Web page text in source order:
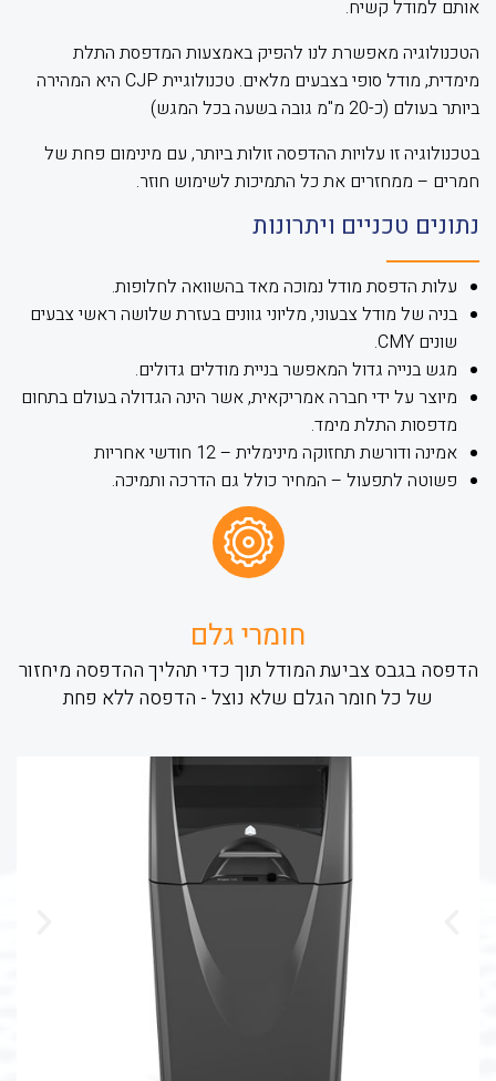
אותם למודל קשיח.
הטכנולוגיה מאפשרת לנו להפיק באמצעות המדפסת התלת
מימדית, מודל סופי בצבעים מלאים. טכנולוגיית CJP היא המהירה
ביותר בעולם (כ-20 מ"מ גובה בשעה בכל המגש)
בטכנולוגיה זו עלויות ההדפסה זולות ביותר, עם מינימום פחת של
חמרים – ממחזרים את כל התמיכות לשימוש חוזר.
נתונים טכניים ויתרונות
עלות הדפסת מודל נמוכה מאד בהשוואה לחלופות.
בניה של מודל צבעוני, מליוני גוונים בעזרת שלושה ראשי צבעים
שונים CMY.
מגש בנייה גדול המאפשר בניית מודלים גדולים.
מיוצר על ידי חברה אמריקאית, אשר הינה הגדולה בעולם בתחום
מדפסות התלת מימד.
אמינה ודורשת תחזוקה מינימלית – 12 חודשי אחריות
פשוטה לתפעול – המחיר כולל גם הדרכה ותמיכה.
חומרי גלם
הדפסה בגבס צביעת המודל תוך כדי תהליך ההדפסה מיחזור
של כל חומר הגלם שלא נוצל - הדפסה ללא פחת